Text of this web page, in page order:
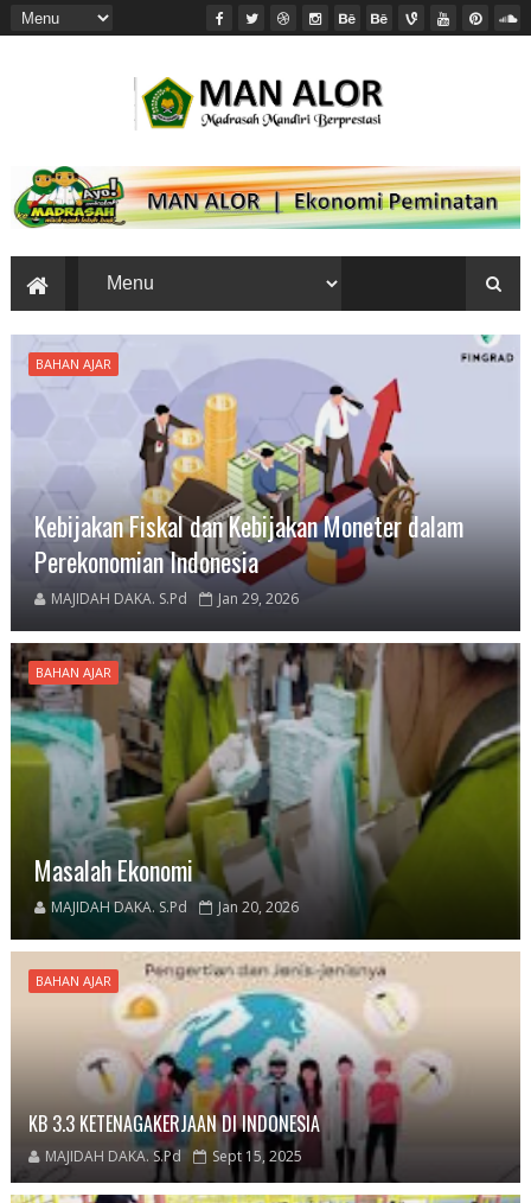
BAHAN AJAR
Kebijakan Fiskal dan Kebijakan Moneter dalam
Perekonomian Indonesia
MAJIDAH DAKA. S.Pd Jan 29, 2026
BAHAN AJAR
Masalah Ekonomi
MAJIDAH DAKA. S.Pd Jan 20, 2026
BAHAN AJAR
KB 3.3 KETENAGAKERJAAN DI INDONESIA
MAJIDAH DAKA. S.Pd Sept 15, 2025